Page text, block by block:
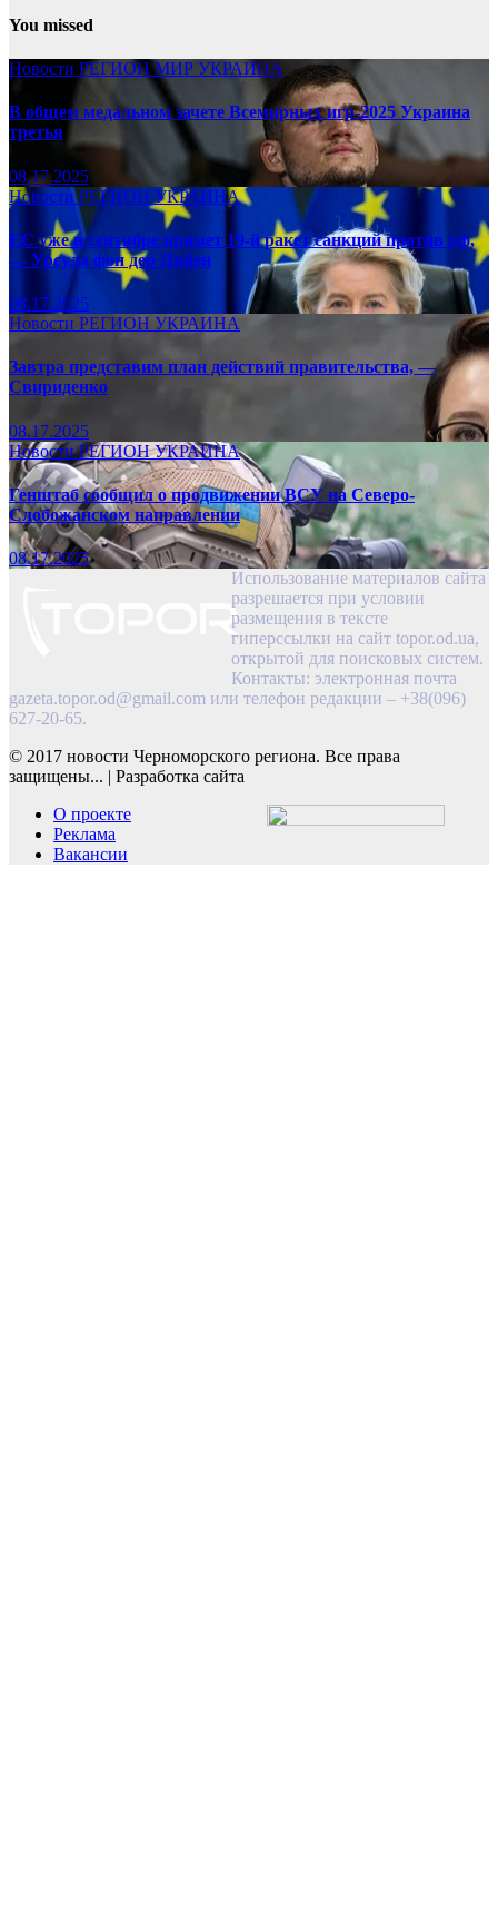
You missed
Новости РЕГИОНМИР УКРАИНА
В общем медальном зачете Всемирных игр-2025 Украина
третья
08.17.2025
НовостиРЕГИОНУКРАИНА
ЕС уже в сентябре примет 19-й ракет санкций против рф,
— Урсула фон дер Ляйен
08.17.2025
Новости РЕГИОН УКРАИНА
Завтра представим план действий правительства, —
Свириденко
08.17.2025
НовостиРЕГИОНУКРАИНА
Генштаб сообщил о продвижении ВСУ на Северо-
Слобожанском направлении
08.17.2025
Использование материалов сайта
разрешается при условии
размещения в тексте
гиперссылки на сайт topor.od.ua,
открытой для поисковых систем.
Контакты: электронная почта
gazeta.topor.od@gmail.com или телефон редакции – +38(096)
627-20-65.
© 2017 новости Черноморского региона. Все права
защищены... | Разработка сайта
О проекте
Реклама
Вакансии